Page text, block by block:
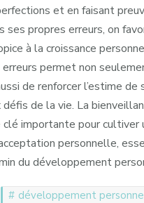
et en faisant
ses propres erreurs, on
à la croissance
permet non
de renforcer l’estime de
défis de la vie. La
importante pour cultiver
personnelle,
du développement
développement